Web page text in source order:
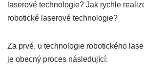
laserové technologie? Jak rychle
robotické laserové technologie?
Za prvé, u technologie robotického
je obecný proces následující: